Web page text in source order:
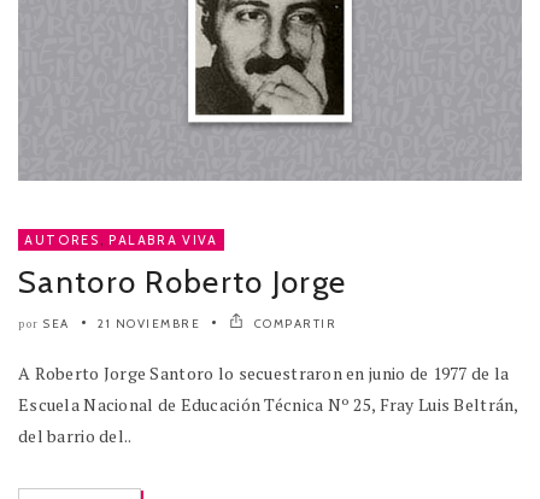
AUTORES , PALABRA VIVA
Santoro Roberto Jorge
por SEA 21 NOVIEMBRE COMPARTIR
A Roberto Jorge Santoro lo secuestraron en junio de 1977 de la
Escuela Nacional de Educación Técnica Nº 25, Fray Luis Beltrán,
del barrio del..